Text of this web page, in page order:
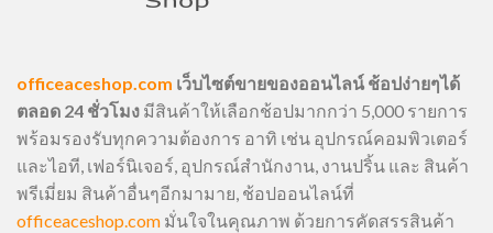
officeaceshop.com เว็บไซต์ขายของออนไลน์ ช้อปง่ายๆได้
ตลอด 24 ชั่วโมง มีสินค้าให้เลือกช้อปมากกว่า 5,000 รายการ
พร้อมรองรับทุกความต้องการ อาทิ เช่น อุปกรณ์คอมพิวเตอร์
และไอที, เฟอร์นิเจอร์, อุปกรณ์สำนักงาน, งานปริ้น และ สินค้า
พรีเมี่ยม สินค้าอื่นๆอีกมามาย, ช้อปออนไลน์ที่
officeaceshop.com มั่นใจในคุณภาพ ด้วยการคัดสรรสินค้า